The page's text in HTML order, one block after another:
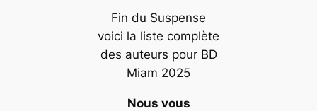
Fin du Suspense
voici la liste complète
des auteurs pour BD
Miam 2025
Nous vous